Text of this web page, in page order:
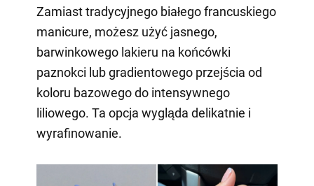
Zamiast tradycyjnego białego francuskiego
manicure, możesz użyć jasnego,
barwinkowego lakieru na końcówki
paznokci lub gradientowego przejścia od
koloru bazowego do intensywnego
liliowego. Ta opcja wygląda delikatnie i
wyrafinowanie.